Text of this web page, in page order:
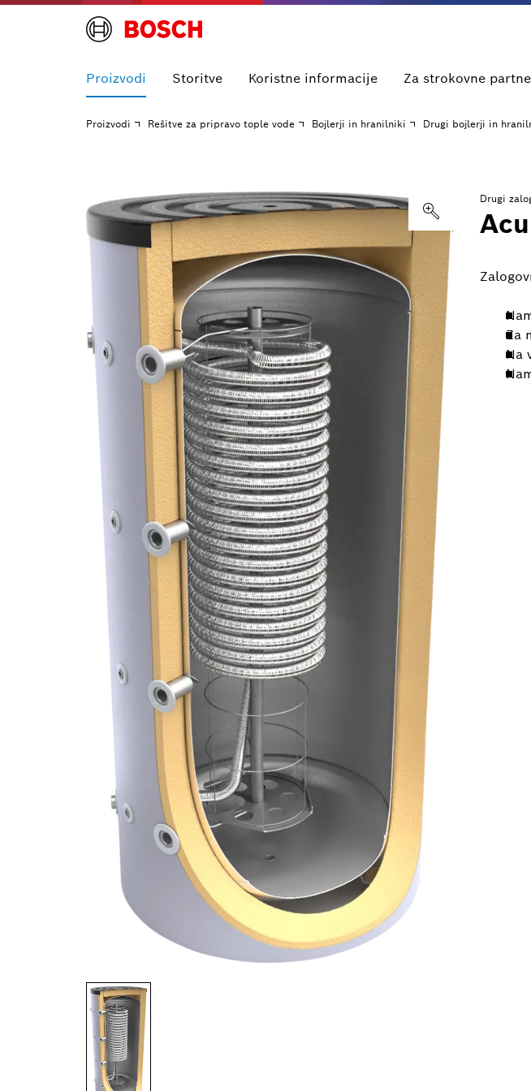
Proizvodi Storitve Koristne informacije Za strokovne
Proizvodi Rešitve za pripravo tople vode Bojlerji in hranilniki Drugi bojlerji in
Drugi
Za
Na